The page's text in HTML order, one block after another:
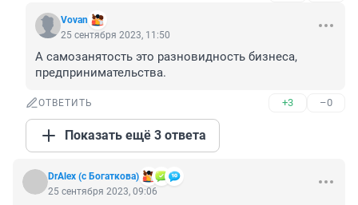
Vovan
25 сентября 2023, 11:50
А самозанятость это разновидность бизнеса,
предпринимательства.
ОТВЕТИТЬ +3 –0
Показать ещё 3 ответа
DrAlex (с Богаткова)
25 сентября 2023, 09:06